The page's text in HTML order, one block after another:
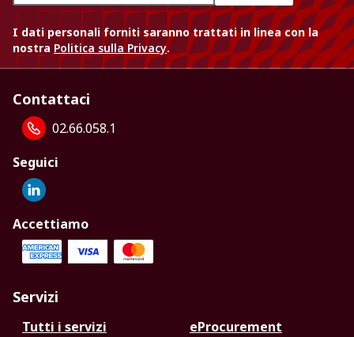
I dati personali forniti saranno trattati in linea con la
nostra Politica sulla Privacy.
Contattaci
02.66.058.1
Seguici
Accettiamo
Servizi
Tutti i servizi
eProcurement